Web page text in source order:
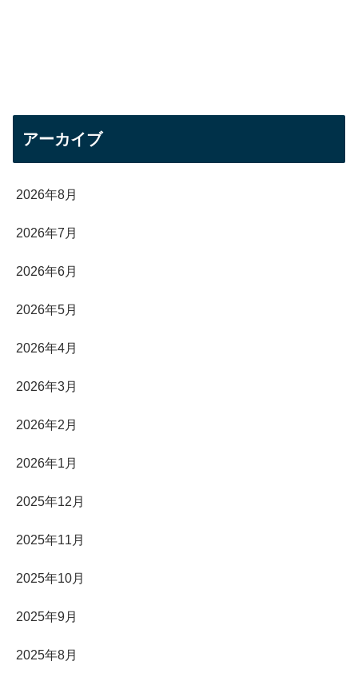
アーカイブ
2026年8月
2026年7月
2026年6月
2026年5月
2026年4月
2026年3月
2026年2月
2026年1月
2025年12月
2025年11月
2025年10月
2025年9月
2025年8月